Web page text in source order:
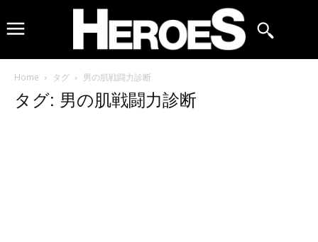
Home タグ 男の肌戦闘力診断
タグ: 男の肌戦闘力診断